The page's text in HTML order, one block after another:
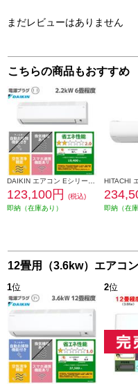
まだレビューはありません
こちらの商品もおすすめ
123,100円
(税込)
即納（在庫あり）
即納（在庫
12畳用（3.6kw）エアコ
1位 2位